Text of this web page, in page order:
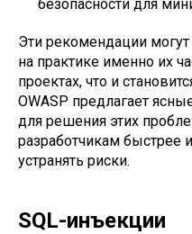
безопасности для
Эти рекомендации
на практике именно их
проектах, что и
OWASP предлагает
для решения этих
разработчикам быстрее
устранять риски.
SQL-инъекции